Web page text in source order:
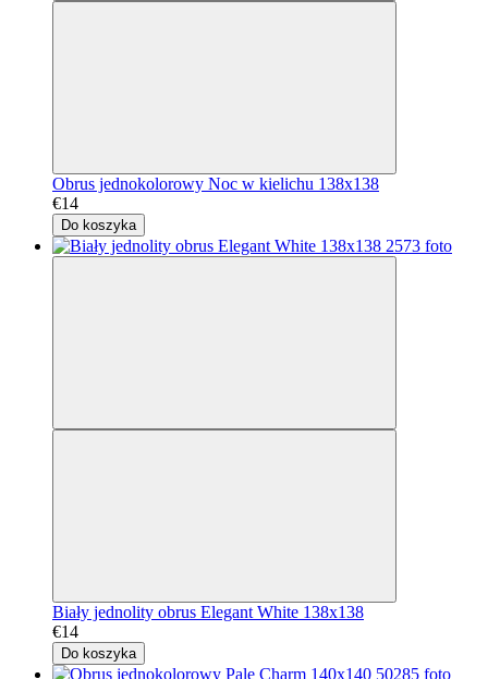
Obrus jednokolorowy Noc w kielichu 138x138
€14
Do koszyka
Biały jednolity obrus Elegant White 138x138
€14
Do koszyka